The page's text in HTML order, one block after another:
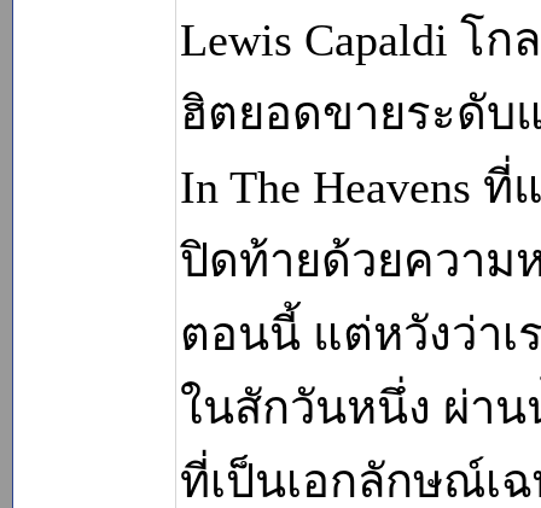
Lewis Capaldi โ
ฮิตยอดขายระดับ
In The Heavens
ปิดท้ายด้วยความ
ตอนนี้ แต่หวังว่าเ
ในสักวันหนึ่ง ผ่า
ที่เป็นเอกลักษณ์เฉ